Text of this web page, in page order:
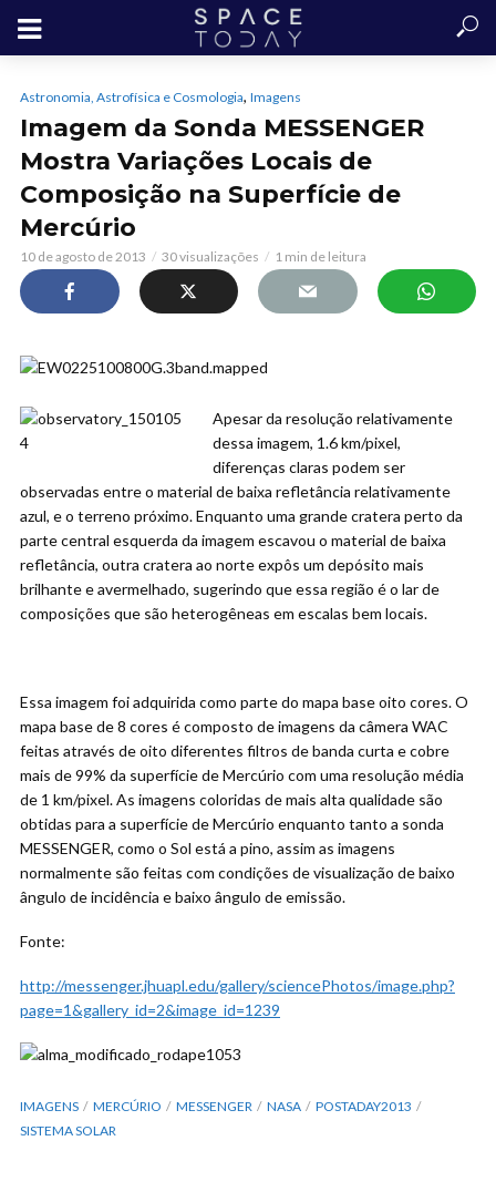
Astronomia, Astrofísica e Cosmologia, Imagens
Imagem da Sonda MESSENGER
Mostra Variações Locais de
Composição na Superfície de
Mercúrio
10 de agosto de 2013 30 visualizações 1 min de leitura
Apesar da resolução relativamente
dessa imagem, 1.6 km/pixel,
diferenças claras podem ser
observadas entre o material de baixa refletância relativamente
azul, e o terreno próximo. Enquanto uma grande cratera perto da
parte central esquerda da imagem escavou o material de baixa
refletância, outra cratera ao norte expôs um depósito mais
brilhante e avermelhado, sugerindo que essa região é o lar de
composições que são heterogêneas em escalas bem locais.
Essa imagem foi adquirida como parte do mapa base oito cores. O
mapa base de 8 cores é composto de imagens da câmera WAC
feitas através de oito diferentes filtros de banda curta e cobre
mais de 99% da superfície de Mercúrio com uma resolução média
de 1 km/pixel. As imagens coloridas de mais alta qualidade são
obtidas para a superfície de Mercúrio enquanto tanto a sonda
MESSENGER, como o Sol está a pino, assim as imagens
normalmente são feitas com condições de visualização de baixo
ângulo de incidência e baixo ângulo de emissão.
Fonte:
http://messenger.jhuapl.edu/gallery/sciencePhotos/image.php?
page=1&gallery_id=2&image_id=1239
IMAGENS MERCÚRIO MESSENGER NASA
POSTADAY2013
SISTEMA SOLAR